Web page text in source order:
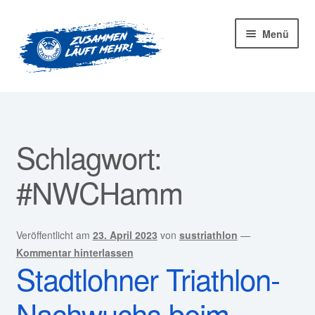
Navigation
springen
Zum
Inhalt
springen
Menü
Unser Verein
Abteilungen
Kurse
Sponsoren
Schlagwort:
#NWCHamm
Veröffentlicht am 23. April 2023 von sustriathlon —
Kommentar hinterlassen
Stadtlohner Triathlon-